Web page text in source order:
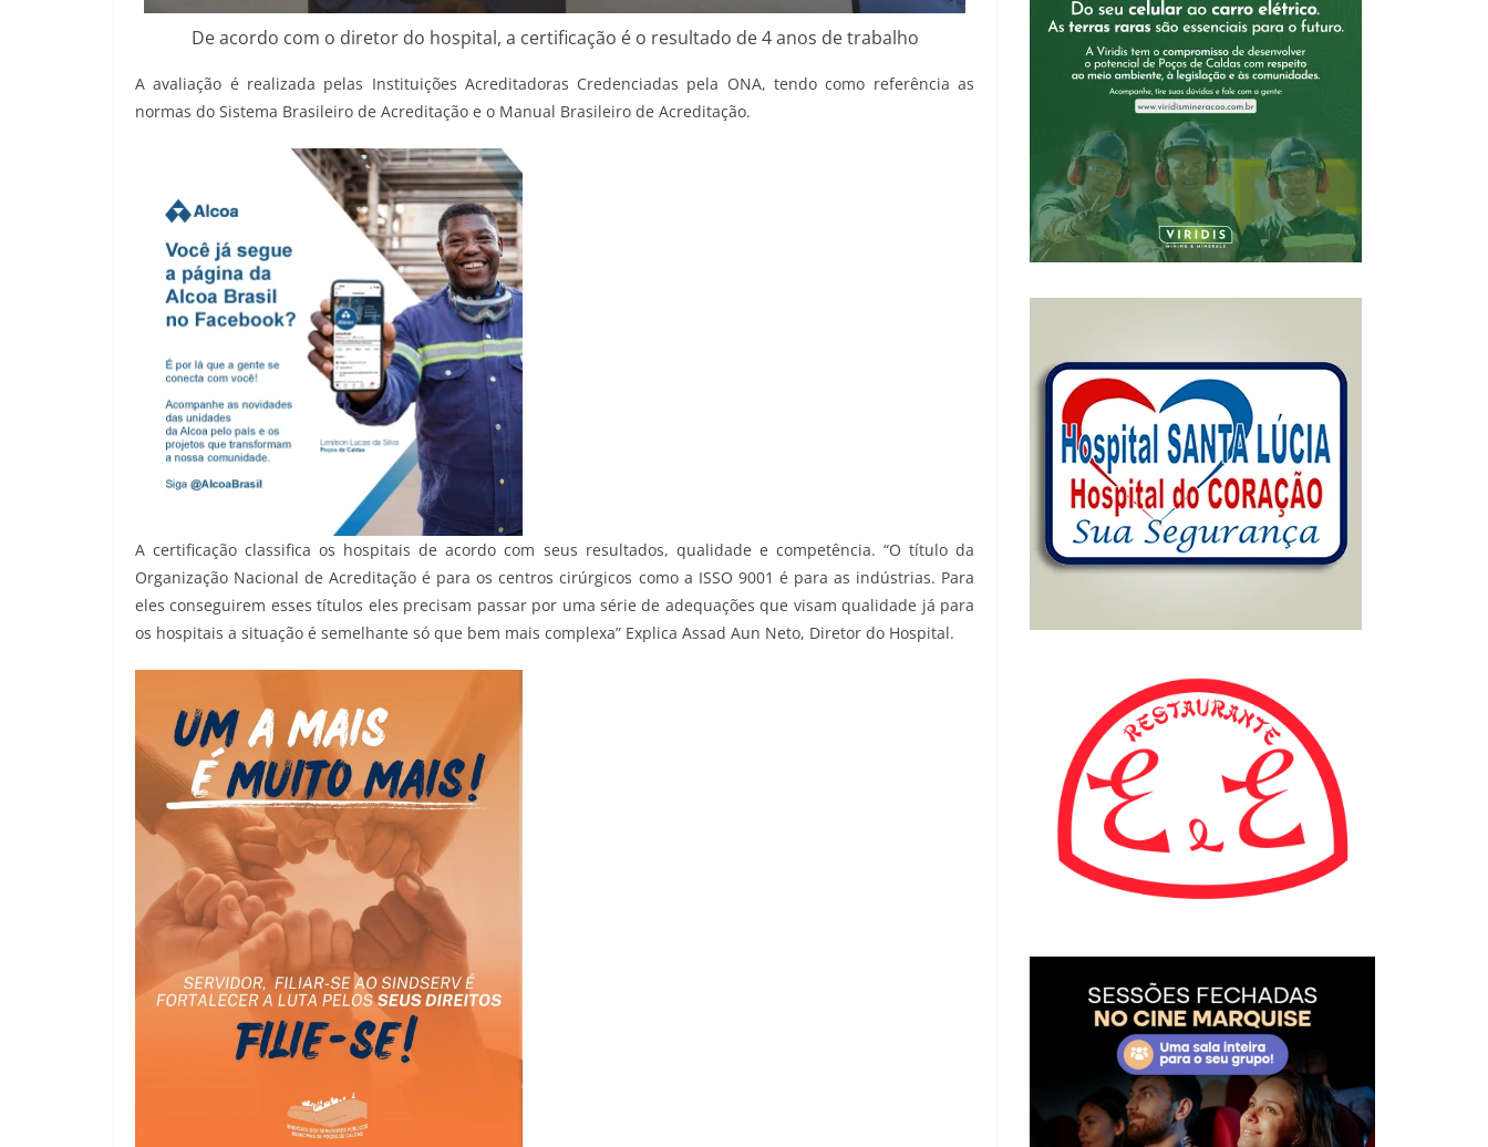
De acordo com o diretor do hospital, a certificação é o resultado de 4 anos de trabalho
A avaliação é realizada pelas Instituições Acreditadoras Credenciadas pela ONA, tendo como referência as
normas do Sistema Brasileiro de Acreditação e o Manual Brasileiro de Acreditação.
A certificação classifica os hospitais de acordo com seus resultados, qualidade e competência. “O título da
Organização Nacional de Acreditação é para os centros cirúrgicos como a ISSO 9001 é para as indústrias. Para
eles conseguirem esses títulos eles precisam passar por uma série de adequações que visam qualidade já para
os hospitais a situação é semelhante só que bem mais complexa” Explica Assad Aun Neto, Diretor do Hospital.